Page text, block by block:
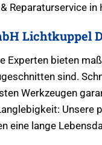
Reparaturservice in
Lichtkuppel
Experten bieten
sind.
Werkzeugen
Unsere
eine lange